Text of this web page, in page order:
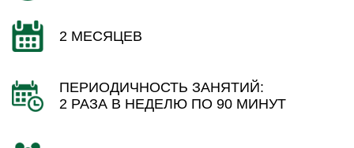
2 МЕСЯЦЕВ
ПЕРИОДИЧНОСТЬ ЗАНЯТИЙ:
2 РАЗА В НЕДЕЛЮ ПО 90 МИНУТ